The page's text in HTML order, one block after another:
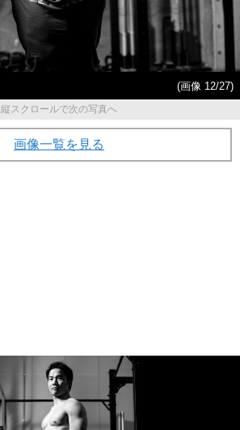
(画像 12/27)
縦スクロールで次の写真へ
画像一覧を見る